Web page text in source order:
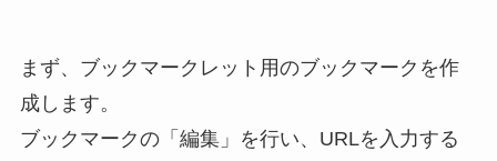
まず、ブックマークレット用のブックマークを作
成します。
ブックマークの「編集」を行い、URLを入力する